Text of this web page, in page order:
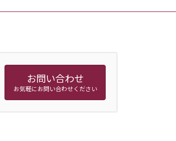
お問い合わせ
お気軽にお問い合わせください